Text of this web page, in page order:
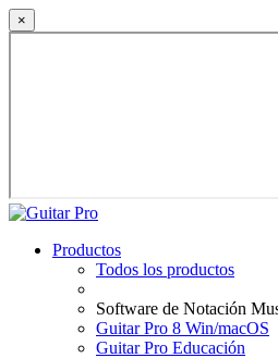
×
Productos
Todos los productos
Software de Notación
Guitar Pro 8 Win/macOS
Guitar Pro Educación